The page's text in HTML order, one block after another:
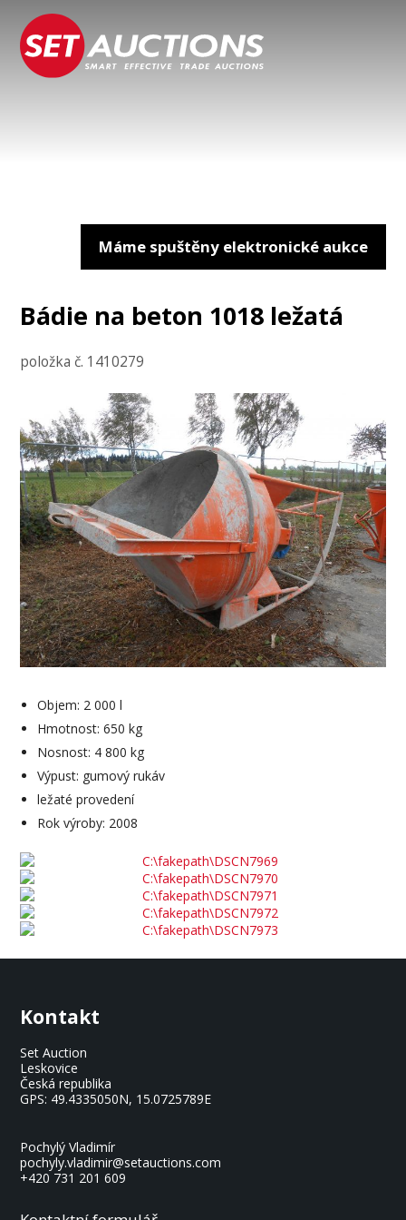
Máme spuštěny elektronické aukce
Bádie na beton 1018 ležatá
položka č. 1410279
Objem: 2 000 l
Hmotnost: 650 kg
Nosnost: 4 800 kg
Výpust: gumový rukáv
ležaté provedení
Rok výroby: 2008
Kontakt
Set Auction
Leskovice
Česká republika
GPS: 49.4335050N, 15.0725789E
Pochylý Vladimír
pochyly.vladimir@setauctions.com
+420 731 201 609